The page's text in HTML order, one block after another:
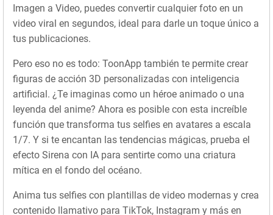
Imagen a Video, puedes convertir cualquier foto en un
video viral en segundos, ideal para darle un toque único a
tus publicaciones.
Pero eso no es todo: ToonApp también te permite crear
figuras de acción 3D personalizadas con inteligencia
artificial. ¿Te imaginas como un héroe animado o una
leyenda del anime? Ahora es posible con esta increíble
función que transforma tus selfies en avatares a escala
1/7. Y si te encantan las tendencias mágicas, prueba el
efecto Sirena con IA para sentirte como una criatura
mítica en el fondo del océano.
Anima tus selfies con plantillas de video modernas y crea
contenido llamativo para TikTok, Instagram y más en